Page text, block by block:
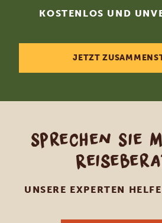
KOSTENLOS UND
JETZT
Sprechen Sie
UNSERE EXPERTEN